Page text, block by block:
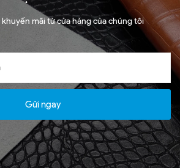
mãi từ cửa hàng của chúng tôi
Gửi ngay